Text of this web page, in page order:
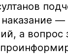
—
а вопрос